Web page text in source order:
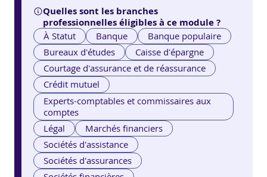
Quelles sont les branches
professionnelles éligibles à ce module ?
À Statut Banque
Banque populaire
Bureaux d'études
Caisse d'épargne
Courtage d'assurance et de réassurance
Crédit mutuel
Experts-comptables et commissaires aux
comptes
Légal
Marchés financiers
Sociétés d'assistance
Sociétés d'assurances